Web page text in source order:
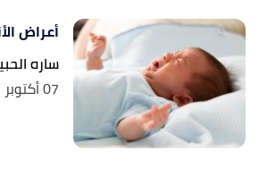
أعراض
ساره
07 أكتوبر 2021